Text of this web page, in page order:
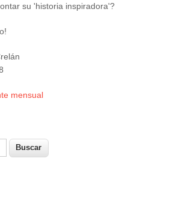
su 'historia inspiradora'?
mensual
búsqueda